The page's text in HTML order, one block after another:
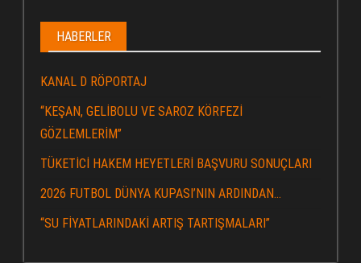
HABERLER
KANAL D RÖPORTAJ
“KEŞAN, GELİBOLU VE SAROZ KÖRFEZİ
GÖZLEMLERİM”
TÜKETİCİ HAKEM HEYETLERİ BAŞVURU SONUÇLARI
2026 FUTBOL DÜNYA KUPASI’NIN ARDINDAN…
“SU FİYATLARINDAKİ ARTIŞ TARTIŞMALARI”